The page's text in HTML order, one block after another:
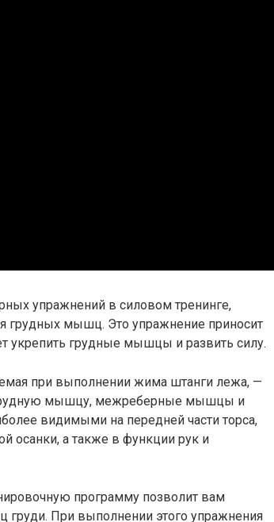
упражнений в силовом тренинге,
грудных мышц. Это упражнение приносит
укрепить грудные мышцы и развить силу.
при выполнении жима штанги лежа, —
мышцу, межреберные мышцы и
видимыми на передней части торса,
осанки, а также в функции рук и
программу позволит вам
При выполнении этого упражнения